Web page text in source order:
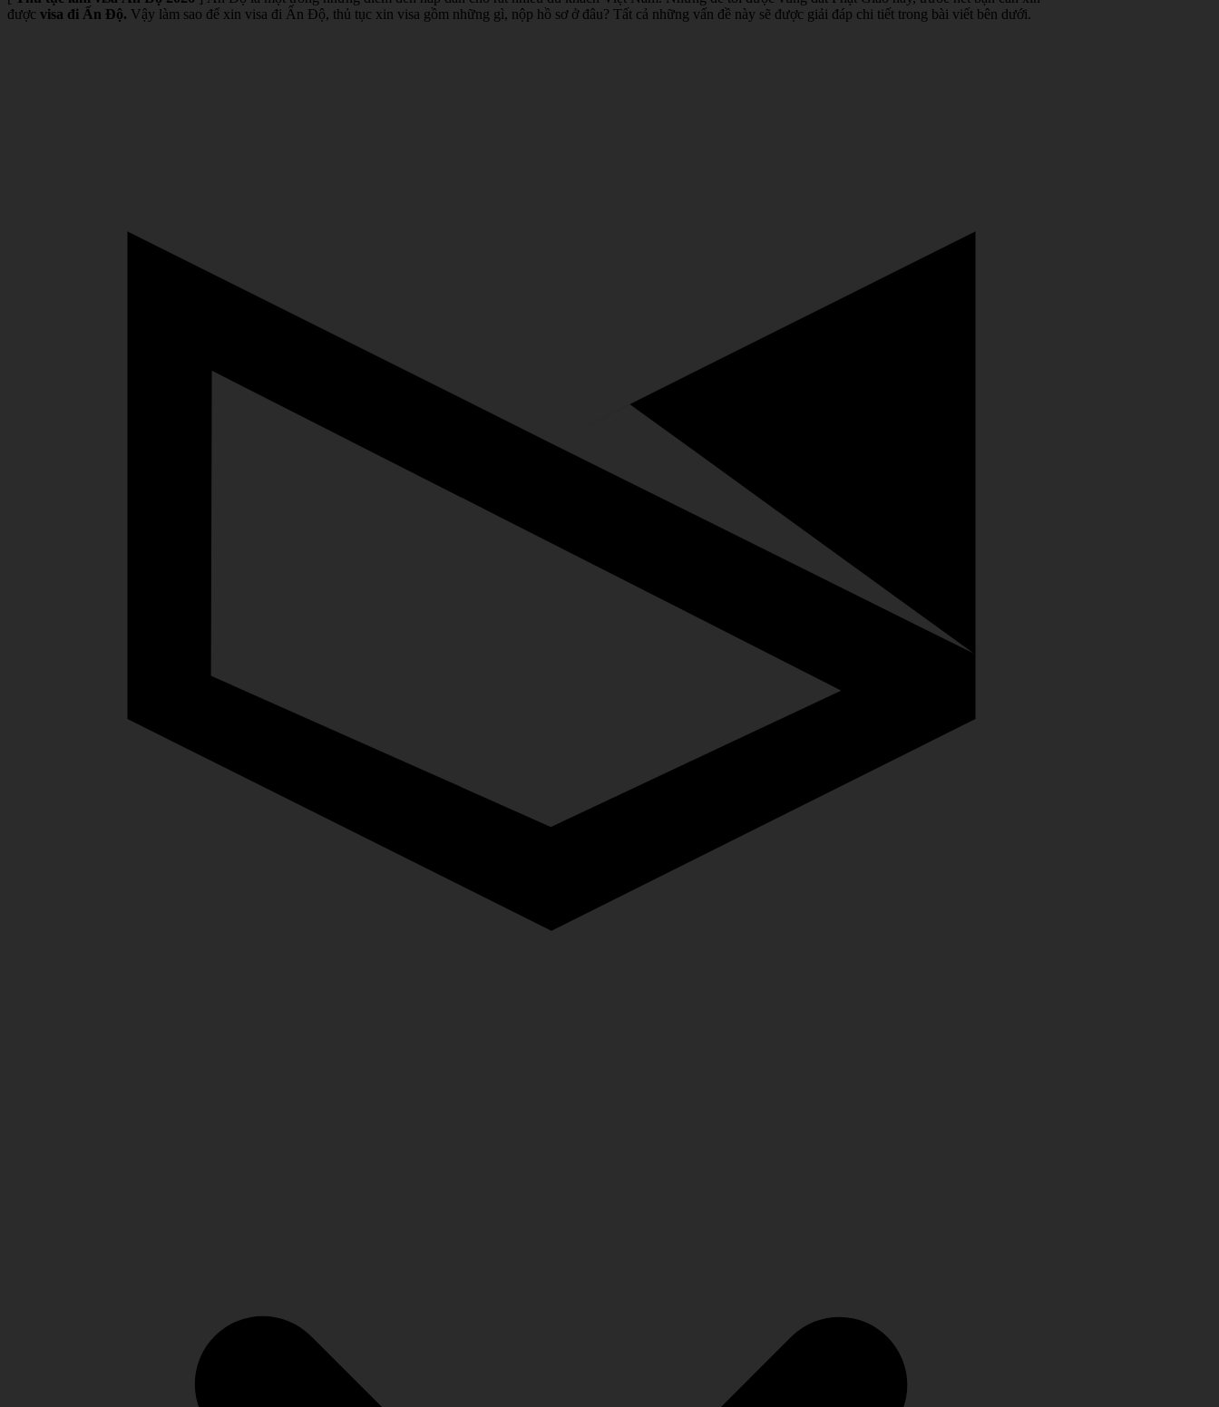
được visa đi Ấn Độ. Vậy làm sao để xin visa đi Ấn Độ, thủ tục xin visa gồm những gì, nộp hồ sơ ở đâu? Tất cả những vấn đề này sẽ được giải đáp chi tiết trong bài viết bên dưới.